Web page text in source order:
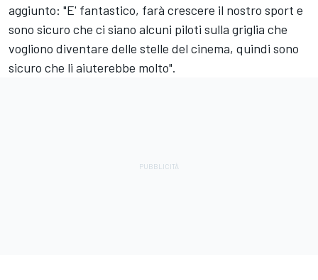
aggiunto: "E' fantastico, farà crescere il nostro sport e
sono sicuro che ci siano alcuni piloti sulla griglia che
vogliono diventare delle stelle del cinema, quindi sono
sicuro che li aiuterebbe molto".